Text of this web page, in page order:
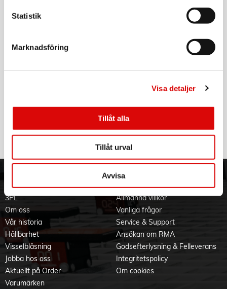
Statistik
Marknadsföring
Visa detaljer
Tillåt alla
Tillåt urval
Avvisa
refillpatronen varannan månad (baserat på en genomsnittlig
rengöring på 5 gånger i veckan, varannan rakning). Effektiv i
Rek: 449,00 kr
Art nr:
226356
Rek: 599,00 kr
3PL
Om oss
Vår historia
Hållbarhet
Visselblåsning
Jobba hos oss
Aktuellt på Order
Varumärken
Allmänna villkor
Vanliga frågor
Service & Support
Ansökan om RMA
Godsefterlysning & Felleverans
Integritetspolicy
Om cookies